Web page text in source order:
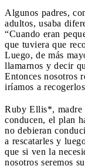
Algunos padres,
adultos, usaba
“Cuando eran
que tuviera que
Luego, de más
llamarnos y decir
Entonces nosotros
iríamos a
Ruby Ellis*, madre
conducen, el plan
no debieran
a rescatarles y
que si ven la
nosotros seremos